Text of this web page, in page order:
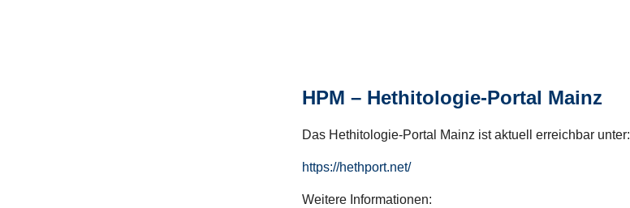
HPM – Hethitologie-Portal Mainz
Das Hethitologie-Portal Mainz ist aktuell erreichbar unter:
https://hethport.net/
Weitere Informationen: